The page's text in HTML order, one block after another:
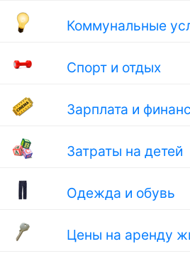
Коммунальные
Спорт и отдых
Зарплата и
Затраты на детей
Одежда и обувь
Цены на аренду